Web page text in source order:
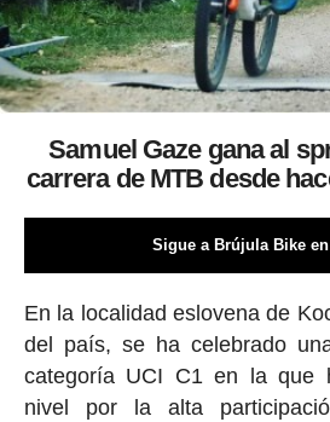
Samuel Gaze gana al
carrera de MTB desde
Sigue a Brújula Bike
En la localidad eslovena de
del país, se ha celebrado
categoría UCI C1 en la que
nivel por la alta